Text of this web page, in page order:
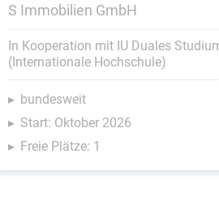
S Immobilien GmbH
In Kooperation mit IU Duales
(Internationale Hochschule)
bundesweit
Start: Oktober 2026
Freie Plätze: 1